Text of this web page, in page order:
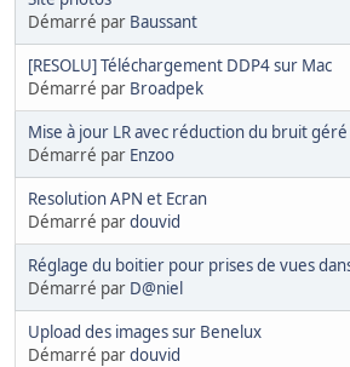
Démarré par Baussant
[RESOLU] Téléchargement DDP4 sur Mac
Démarré par Broadpek
Mise à jour LR avec réduction du bruit
Démarré par Enzoo
Resolution APN et Ecran
Démarré pardouvid
Réglage du boitier pour prises de vues
Démarré par D@niel
Upload des images sur Benelux
Démarré pardouvid